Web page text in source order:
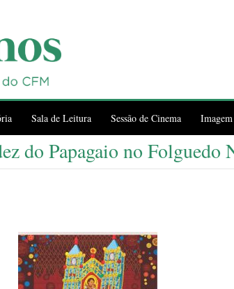
Sala de Leitura Sessão de Cinema
do Papagaio no Folguedo